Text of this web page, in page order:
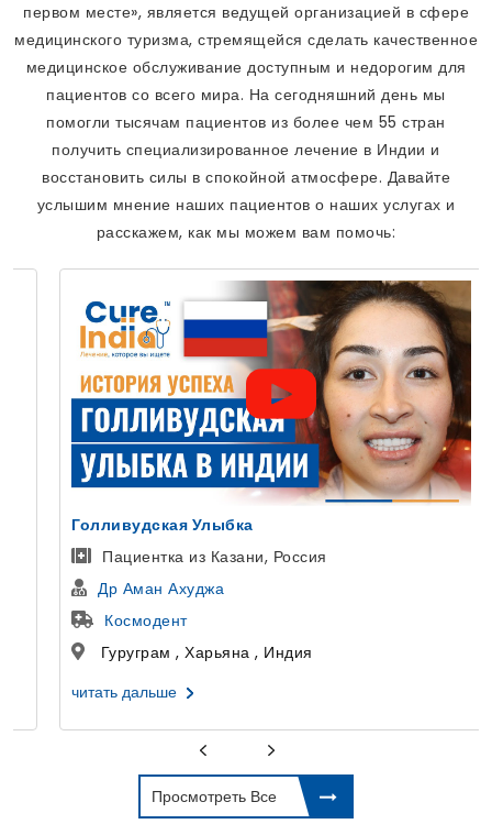
первом месте», является ведущей организацией в сфере
медицинского туризма, стремящейся сделать качественное
медицинское обслуживание доступным и недорогим для
пациентов со всего мира. На сегодняшний день мы
помогли тысячам пациентов из более чем 55 стран
получить специализированное лечение в Индии и
восстановить силы в спокойной атмосфере. Давайте
услышим мнение наших пациентов о наших услугах и
расскажем, как мы можем вам помочь:
Голливудская Улыбка
Пациентка из Казани, Россия
Др Аман Ахуджа
Космодент
Гуруграм , Харьяна , Индия
читать дальше
Просмотреть Все